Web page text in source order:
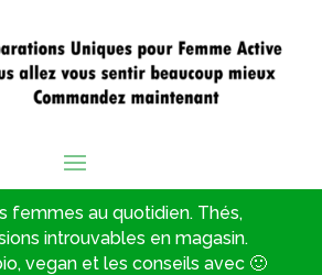
femmes au quotidien. Thés,
introuvables en magasin.
vegan et les conseils avec 🙂